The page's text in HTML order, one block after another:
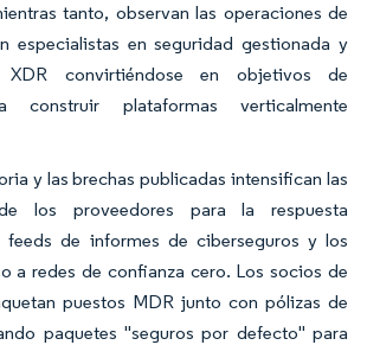
tanto, observan las operaciones de
especialistas en seguridad gestionada y
XDR convirtiéndose en objetivos de
construir plataformas verticalmente
y las brechas publicadas intensifican las
los proveedores para la respuesta
feeds de informes de ciberseguros y los
a redes de confianza cero. Los socios de
puestos MDR junto con pólizas de
paquetes "seguros por defecto" para